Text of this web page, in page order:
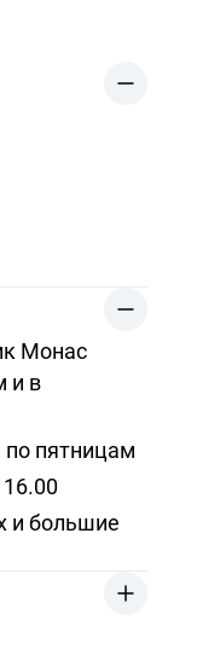
Монас
и в
пятницам
и большие